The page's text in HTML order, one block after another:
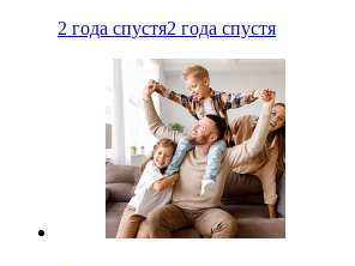
2 года спустя2 года спустя